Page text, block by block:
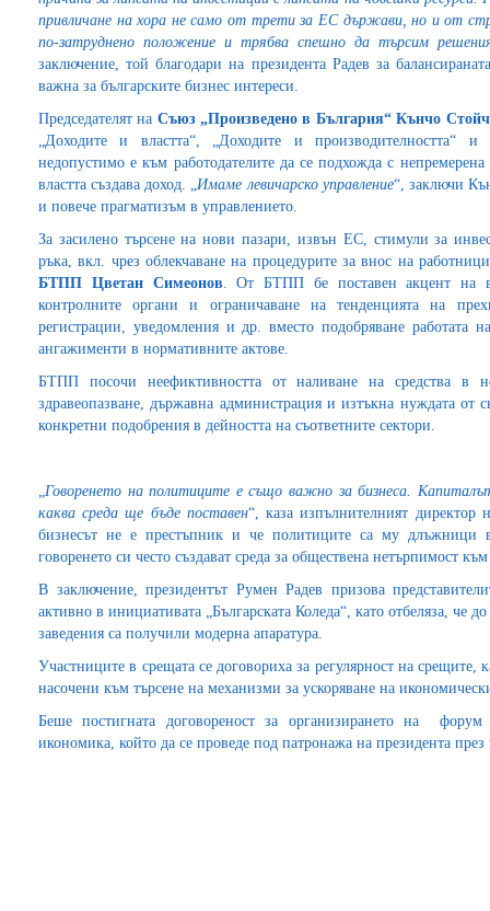
привличане на хора не само от трети за ЕС държави, но и от
по-затруднено положение и трябва спешно да търсим
заключение, той благодари на президента Радев за
важна за българските бизнес интереси.
Председателят на Съюз „Произведено в България“ Кънчо
„Доходите и властта“, „Доходите и производителността“ и
недопустимо е към работодателите да се подхожда с
властта създава доход. „Имаме левичарско управление“, заключи
и повече прагматизъм в управлението.
За засилено търсене на нови пазари, извън ЕС, стимули за
ръка, вкл. чрез облекчаване на процедурите за внос на
БТПП Цветан Симеонов. От БТПП бе поставен акцент на
контролните органи и ограничаване на тенденцията на
регистрации, уведомления и др. вместо подобряване работата
ангажименти в нормативните актове.
БТПП посочи неефиктивността от наливане на средства в
здравеопазване, държавна администрация и изтъкна нуждата от
конкретни подобрения в дейността на съответните сектори.
„Говоренето на политиците е също важно за бизнеса.
каква среда ще бъде поставен“, каза изпълнителният директор
бизнесът не е престъпник и че политиците са му длъжници
говоренето си често създават среда за обществена нетърпимост
В заключение, президентът Румен Радев призова
активно в инициативата „Българската Коледа“, като отбеляза, че
заведения са получили модерна апаратура.
Участниците в срещата се договориха за регулярност на срещите,
насочени към търсене на механизми за ускоряване на
Беше постигната договореност за организирането на форум
икономика, който да се проведе под патронажа на президента